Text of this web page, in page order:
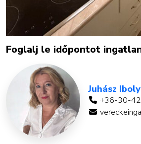
Foglalj le időpontot
Juhász
+36-30-